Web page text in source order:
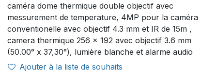
caméra dome thermique double objectif avec
messurement de temperature, 4MP pour la caméra
conventionelle avec objectif 4.3 mm et IR de 15m ,
camera thermique 256 x 192 avec objectif 3.6 mm
(50.00° x 37,30°), lumière blanche et alarme audio
Ajouter à la liste de souhaits